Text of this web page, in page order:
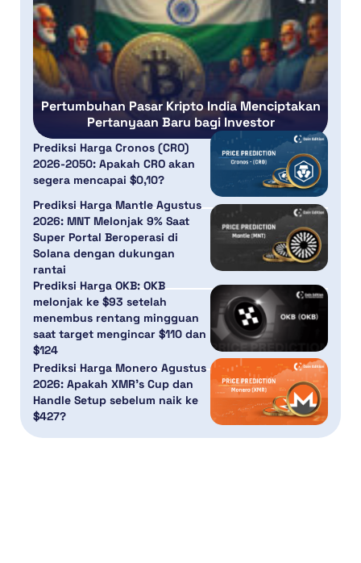
Pertumbuhan Pasar Kripto India Menciptakan
Pertanyaan Baru bagi Investor
Prediksi Harga Cronos (CRO)
2026-2050: Apakah CRO akan
segera mencapai $0,10?
Prediksi Harga Mantle Agustus
2026: MNT Melonjak 9% Saat
Super Portal Beroperasi di
Solana dengan dukungan
rantai
Prediksi Harga OKB: OKB
melonjak ke $93 setelah
menembus rentang mingguan
saat target mengincar $110 dan
$124
Prediksi Harga Monero Agustus
2026: Apakah XMR’s Cup dan
Handle Setup sebelum naik ke
$427?